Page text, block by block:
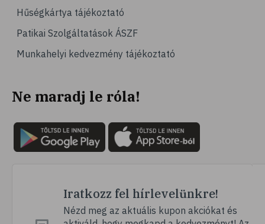
# joghurt
# alma
# gyümölcsök
# emésztés
# székrekedés
# rostok
# multivitamin
# ásványi anyag
Hűségkártya tájékoztató
Patikai Szolgáltatások ÁSZF
Munkahelyi kedvezmény tájékoztató
Ne maradj le róla!
Iratkozz fel hírlevelünkre!
Nézd meg az aktuális kupon akciókat és